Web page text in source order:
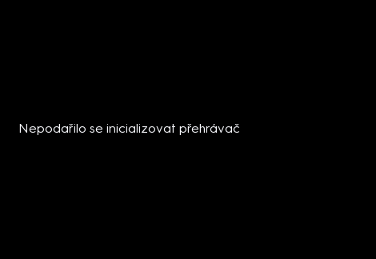
Nepodařilo se inicializovat přehrávač